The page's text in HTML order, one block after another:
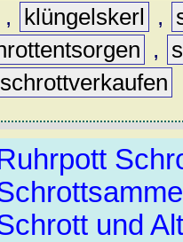
, klüngelskerl ,
,
schrottverkaufen
und